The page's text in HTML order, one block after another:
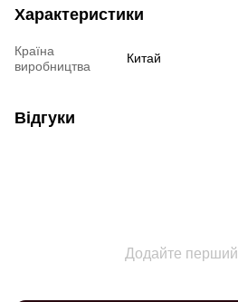
Характеристики
Країна
виробництва
Китай
Відгуки
Додайте перший